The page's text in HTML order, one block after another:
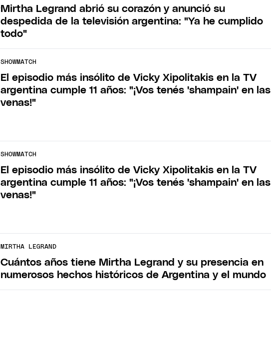
Mirtha Legrand abrió su corazón y anunció su
despedida de la televisión argentina: "Ya he cumplido
todo"
SHOWMATCH
El episodio más insólito de Vicky Xipolitakis en la TV
argentina cumple 11 años: "¡Vos tenés 'shampain' en las
venas!"
SHOWMATCH
El episodio más insólito de Vicky Xipolitakis en la TV
argentina cumple 11 años: "¡Vos tenés 'shampain' en las
venas!"
MIRTHA LEGRAND
Cuántos años tiene Mirtha Legrand y su presencia en
numerosos hechos históricos de Argentina y el mundo